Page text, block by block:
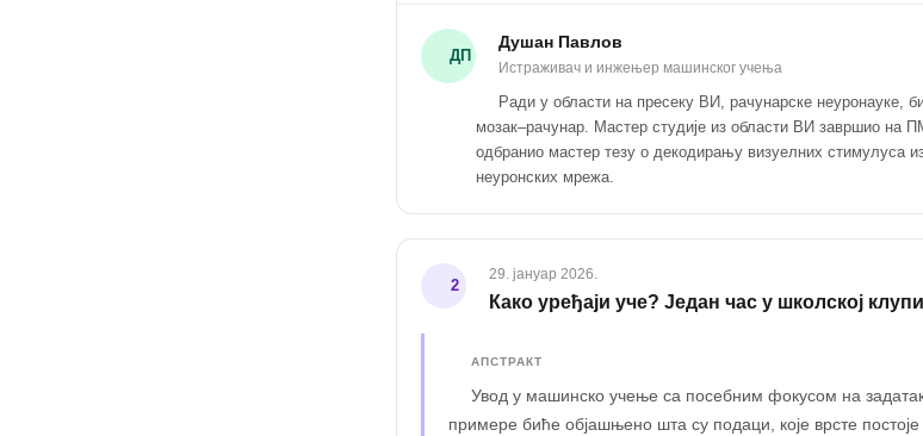
ДП
Душан Павлов
Истраживач и инжењер машинског учења
Ради у области на пресеку ВИ, рачунарске неуронауке,
мозак–рачунар. Мастер студије из области ВИ завршио на
одбранио мастер тезу о декодирању визуелних стимулуса
неуронских мрежа.
2
29. јануар 2026.
Како уређаји уче? Један час у школској
АПСТРАКТ
Увод у машинско учење са посебним фокусом на
примере биће објашњено шта су подаци, које врсте